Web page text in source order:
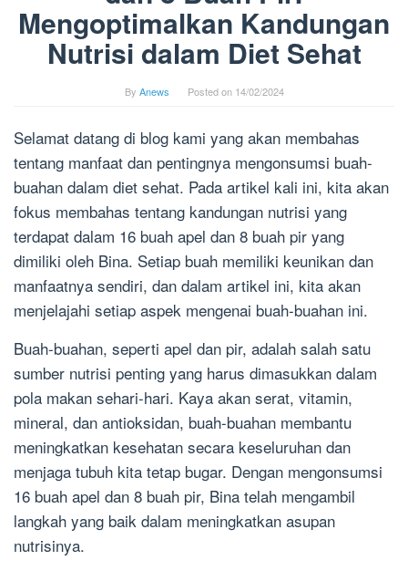
Mengoptimalkan Kandungan
Nutrisi dalam Diet Sehat
By Anews Posted on 14/02/2024
Selamat datang di blog kami yang akan membahas
tentang manfaat dan pentingnya mengonsumsi buah-
buahan dalam diet sehat. Pada artikel kali ini, kita akan
fokus membahas tentang kandungan nutrisi yang
terdapat dalam 16 buah apel dan 8 buah pir yang
dimiliki oleh Bina. Setiap buah memiliki keunikan dan
manfaatnya sendiri, dan dalam artikel ini, kita akan
menjelajahi setiap aspek mengenai buah-buahan ini.
Buah-buahan, seperti apel dan pir, adalah salah satu
sumber nutrisi penting yang harus dimasukkan dalam
pola makan sehari-hari. Kaya akan serat, vitamin,
mineral, dan antioksidan, buah-buahan membantu
meningkatkan kesehatan secara keseluruhan dan
menjaga tubuh kita tetap bugar. Dengan mengonsumsi
16 buah apel dan 8 buah pir, Bina telah mengambil
langkah yang baik dalam meningkatkan asupan
nutrisinya.